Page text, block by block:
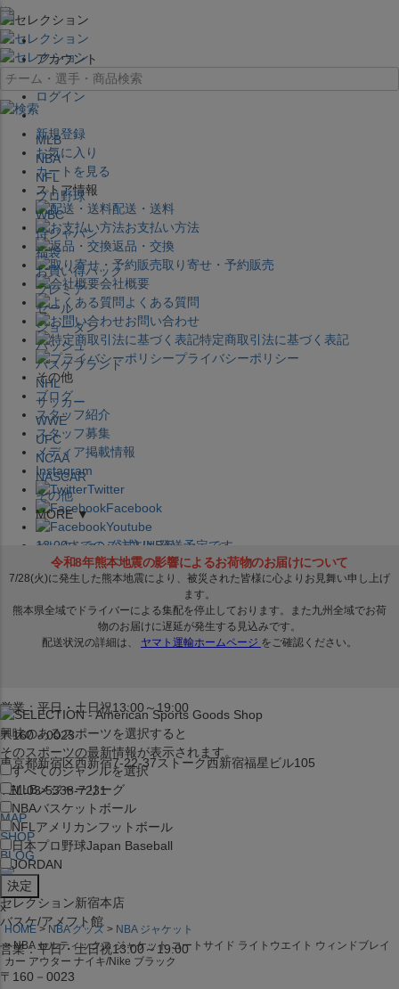
×
アカウント
ログイン
新規登録
お気に入り
カートを見る
ストア情報
配送・送料
お支払い方法
返品・交換
取り寄せ・予約販売
会社概要
よくある質問
お問い合わせ
特定商取引法に基づく表記
プライバシーポリシー
その他
ブログ
スタッフ紹介
スタッフ募集
メディア掲載情報
Instagram
Twitter
Facebook
Youtube
セレクション公式LINE@
営業：平日・土日祝13:00～19:00
〒160－0023
東京都新宿区西新宿7-22-37ストーク西新宿福星ビル105
TEL:03-5338-7231
MAP
SHOP
BLOG
セレクション新宿本店
バスケ/アメフト館
営業：平日・土日祝13:00～19:00
〒160－0023
MLB
NBA
NFL
プロ野球
WBC
侍ジャパン
福袋
お買い得パック
プレミア
セール
ジョーダン
バッシュ
バスケブランド
NHL
サッカー
WWE
UFC
NCAA
NASCAR
その他
MORE ▼
12:00までのご注文は発送予定です。
在庫品は 1-3営業日内で発送!! ※お取寄せ商品は対象外
興味のあるスポーツを選択すると
そのスポーツの最新情報が表示されます。
すべてのジャンルを選択
MLBメジャーリーグ
NBAバスケットボール
NFL アメリカンフットボール
日本プロ野球Japan Baseball
JORDAN
x
HOME NBA グッズ
NBA ジャケット
NBA セルティックス ジャケット コートサイド ライトウエイト ウィンドブレイ
カー アウター ナイキ/Nike ブラック